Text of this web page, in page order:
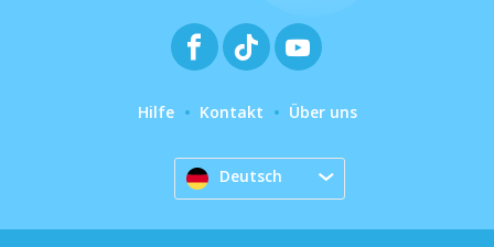
Hilfe Kontakt Über uns
Deutsch